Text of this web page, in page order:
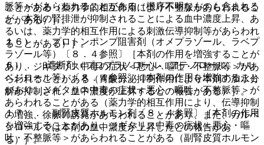
ことがある（薬力学的相互作用により不整脈があらわれるこ
とがある）］。
１６）． プロトンポンプ阻害剤（オメプラゾール、ラベプ
ラゾール等）〔８．４参照〕［本剤の作用を増強することが
あり、ジギタリス中毒の症状＜悪心・嘔吐・不整脈等＞があ
らわれることがある（胃酸分泌抑制作用により本剤の加水分
解が抑制され、血中濃度が上昇するとの報告がある）］。
１７）． 副腎皮質ホルモン剤〔８．４参照〕［本剤の作用
を増強することがあり、ジギタリス中毒の症状＜悪心・嘔
吐・不整脈等＞があらわれることがある（副腎皮質ホルモン
脈等＞があらわれることがある（機序不明なものも含まれる
が、本剤の腎排泄が抑制されることによる血中濃度上昇、あ
るいは、薬力学的相互作用による刺激伝導抑制等があらわれ
ることがある）］。
６）． β遮断剤（プロプラノロール、アテノロール、カル
ベジロール等）〔８．４参照〕［本剤の作用を増強すること
があり、ジギタリス中毒の症状＜悪心・嘔吐・不整脈等＞が
あらわれることがある（薬力学的相互作用により、伝導抑制
の増強、徐脈の誘発があらわれることがあり、また、カルベ
ジロールでは本剤の血中濃度が上昇したとの報告があ
る）］。